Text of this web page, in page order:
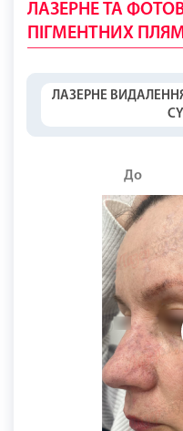
ЛАЗЕРНЕ ТА
ПІГМЕНТНИХ
ЛАЗЕРНЕ ВИДАЛЕННЯ
До